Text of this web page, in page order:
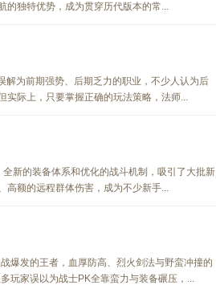
的独特优势，成为贯穿历代版本的常...
解为前期强势、后期乏力的职业，不少人认为后
实际上，只要掌握正确的玩法策略，法师...
新的装备体系和优化的战斗机制，吸引了大批新
高额的远程群体伤害，成为不少新手...
爆发的王者，血厚防高、烈火剑法与野蛮冲撞的
玩家误以为战士PK全靠蛮力与装备碾压，...